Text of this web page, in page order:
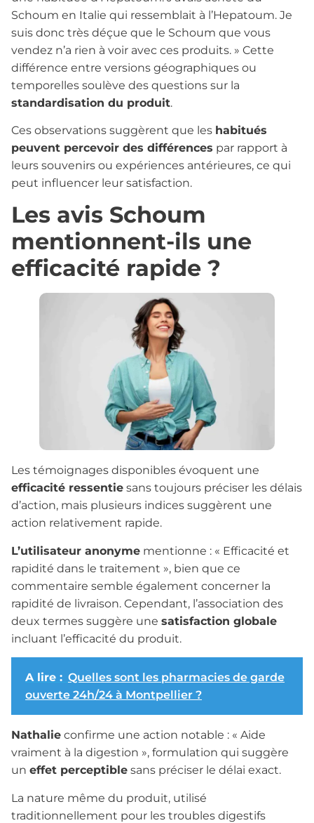
Schoum en Italie qui ressemblait à l’Hepatoum. Je
suis donc très déçue que le Schoum que vous
vendez n’a rien à voir avec ces produits. » Cette
différence entre versions géographiques ou
temporelles soulève des questions sur la
standardisation du produit.
Ces observations suggèrent que les habitués
peuvent percevoir des différences par rapport à
leurs souvenirs ou expériences antérieures, ce qui
peut influencer leur satisfaction.
Les avis Schoum
mentionnent-ils une
efficacité rapide ?
Les témoignages disponibles évoquent une
efficacité ressentie sans toujours préciser les délais
d’action, mais plusieurs indices suggèrent une
action relativement rapide.
L’utilisateur anonyme mentionne : « Efficacité et
rapidité dans le traitement », bien que ce
commentaire semble également concerner la
rapidité de livraison. Cependant, l’association des
deux termes suggère une satisfaction globale
incluant l’efficacité du produit.
A lire : Quelles sont les pharmacies de garde
ouverte 24h/24 à Montpellier ?
Nathalie confirme une action notable : « Aide
vraiment à la digestion », formulation qui suggère
un effet perceptible sans préciser le délai exact.
La nature même du produit, utilisé
traditionnellement pour les troubles digestifs